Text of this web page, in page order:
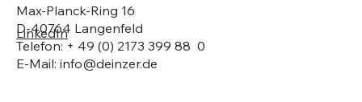
Max-Planck-Ring 16
D-40764 Langenfeld
Telefon: + 49 (0) 2173 399 88 0
E-Mail: info@deinzer.de
LinkedIn